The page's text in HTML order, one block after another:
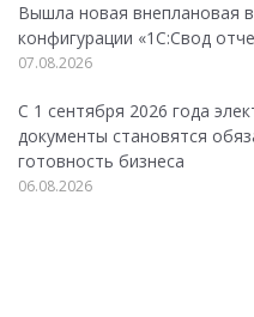
Вышла новая внеплановая
конфигурации «1C:Свод
07.08.2026
С 1 сентября 2026 года
документы становятся
готовность бизнеса
06.08.2026